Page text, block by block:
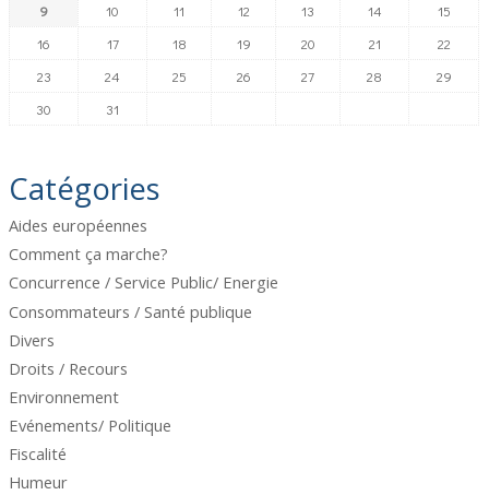
9
10 11 12 13 14
15
16
17 18 19 20 21
22
23
24 25 26 27 28
29
30
31
Catégories
Aides européennes
Comment ça marche?
Concurrence / Service Public/ Energie
Consommateurs / Santé publique
Divers
Droits / Recours
Environnement
Evénements/ Politique
Fiscalité
Humeur